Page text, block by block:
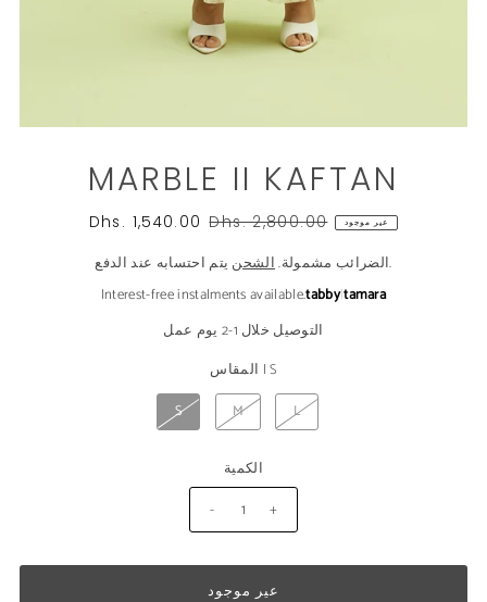
MARBLE II KAFTAN
Dhs. 1,540.00 Dhs. 2,800.00 عير موجود
الضرائب مشمولة.الشحن
يتم احتسابه عند الدفع.
Interest-free instalments available.tabby|tamara
التوصيل خلال 1-2 يوم عمل
المقاس |S
S
M L
الكمية
-
+